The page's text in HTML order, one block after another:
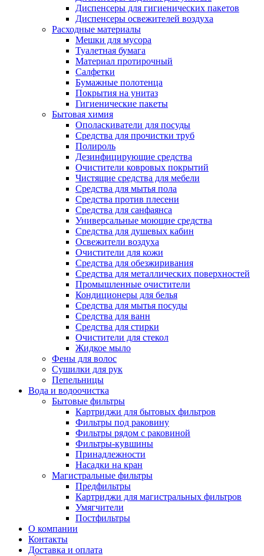
Диспенсеры для гигиенических пакетов
Диспенсеры освежителей воздуха
Расходные материалы
Мешки для мусора
Туалетная бумага
Материал протирочный
Салфетки
Бумажные полотенца
Покрытия на унитаз
Гигиенические пакеты
Бытовая химия
Ополаскиватели для посуды
Средства для прочистки труб
Полироль
Дезинфицирующие средства
Очистители ковровых покрытий
Чистящие средства для мебели
Средства для мытья пола
Средства против плесени
Средства для санфаянса
Универсальные моющие средства
Средства для душевых кабин
Освежители воздуха
Очистители для кожи
Средства для обезжиривания
Средства для металлических поверхностей
Промышленные очистители
Кондиционеры для белья
Средства для мытья посуды
Средства для ванн
Средства для стирки
Очистители для стекол
Жидкое мыло
Фены для волос
Сушилки для рук
Пепельницы
Вода и водоочистка
Бытовые фильтры
Картриджи для бытовых фильтров
Фильтры под раковину
Фильтры рядом с раковиной
Фильтры-кувшины
Принадлежности
Насадки на кран
Магистральные фильтры
Предфильтры
Картриджи для магистральных фильтров
Умягчители
Постфильтры
О компании
Контакты
Доставка и оплата